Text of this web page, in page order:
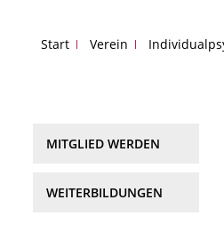
Start Verein
MITGLIED WERDEN
WEITERBILDUNGEN